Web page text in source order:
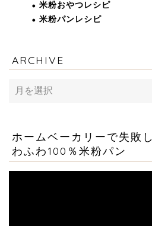
米粉おやつレシピ
米粉パンレシピ
ARCHIVE
ホームベーカリーで失敗
わふわ100％米粉パン